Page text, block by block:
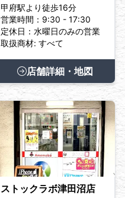
甲府駅より徒歩16分
営業時間：9:30 - 17:30
定休日：水曜日のみの営業
取扱商材: すべて
店舗詳細・地図
ストックラボ津田沼店